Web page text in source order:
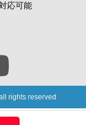
応可能
rights reserved